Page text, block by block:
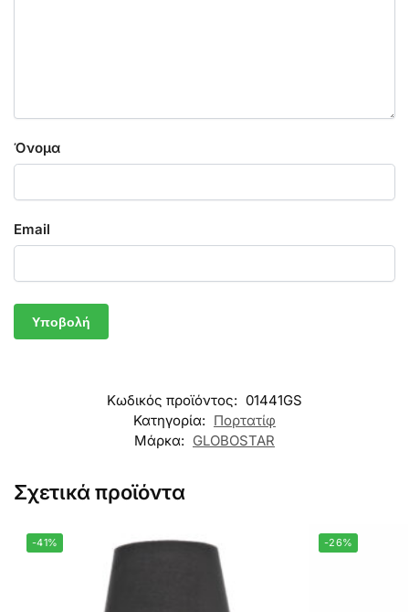
Όνομα
Email
Κωδικός προϊόντος: 01441GS
Κατηγορία: Πορτατίφ
Μάρκα: GLOBOSTAR
Σχετικά προϊόντα
-41% -26%